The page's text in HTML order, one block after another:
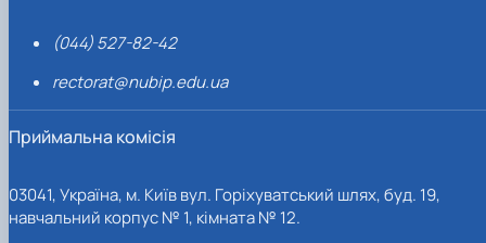
(044) 527-82-42
rectorat@nubip.edu.ua
Приймальна комісія
03041, Україна, м. Київ вул. Горіхуватський шлях, буд. 19,
навчальний корпус № 1, кімната № 12.